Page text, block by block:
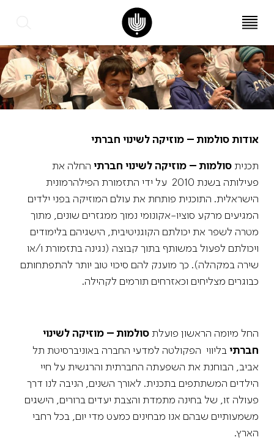
אודות סולמות – מוזיקה לשינוי חברתי
תכנית סולמות – מוזיקה לשינוי חברתי החלה את
פעילותה בשנת 2010 על ידי התזמורת הפילהרמונית
הישראלית. התוכנית פותחת את עולם המוזיקה בפני ילדים
המגיעים מרקע סוציו-אקונומי נמוך ממגזרים שונים, מתוך
מטרה לשפר את יכולתם הקוגניטיבית, הישגיהם בלימודים
ויכולתם לפעול במשותף בתוך קבוצה (נגינה בתזמורת ו/או
שירה במקהלה). כך מוענק להם סיכוי טוב יותר להתפתחותם
כבוגרים מצליחים וכאזרחים תורמים לקהילה.
החל מיומה הראשון פועלת סולמות – מוזיקה לשינוי
חברתיבליווי הפקולטה למדעי החברה באוניברסיטת תל
אביב, הבוחנת את השפעתה החברתית והרגשית על חיי
הילדים המשתתפים בתכנית. לאורך השנים, הניבה לנו דרך
פעולה זו, של בחינה מתמדת והצבת יעדים ברורים, הישגים
משמעותיים שבהם אנו מבחינים כמעט מדי יום, בכל רחבי
הארץ.